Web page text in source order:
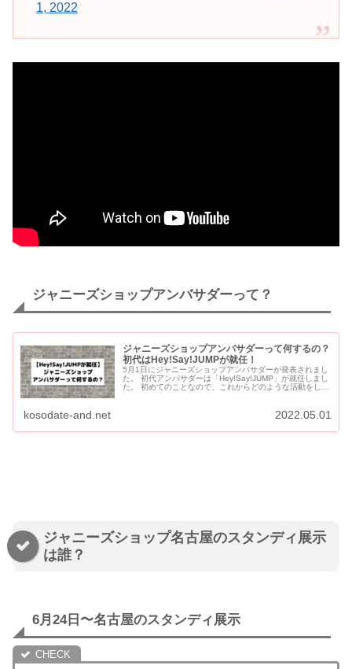
1, 2022
ジャニーズショップアンバサダーって？
ジャニーズショップアンバサダーって何するの？
初代はHey!Say!JUMPが就任！
5月1日にジャニーズショップアンバサダーが発表されまし
た。 初代アンバサダーは「Hey!Say!JUMP」が就任しまし
た。 初めてのことなので、これからどのような活動をして
kosodate-and.net 2022.05.01
ジャニーズショップ名古屋のスタンディ展示
は誰？
6月24日〜名古屋のスタンディ展示